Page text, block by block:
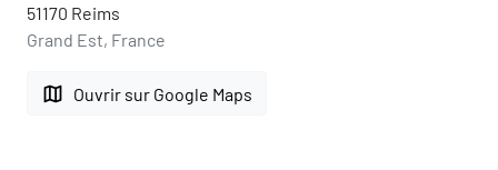
51170 Reims
Grand Est, France
map Ouvrir sur Google Maps